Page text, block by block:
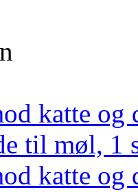
katte og
til møl, 1
katte og